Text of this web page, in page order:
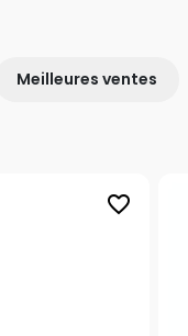
Meilleures ventes
favorite_border